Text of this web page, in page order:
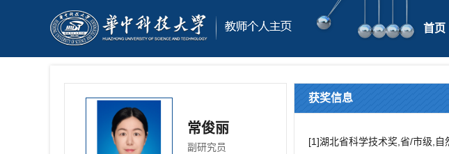
首页
常俊丽
副研究员
获奖信息
[1]湖北省科学技术奖,省/市级,